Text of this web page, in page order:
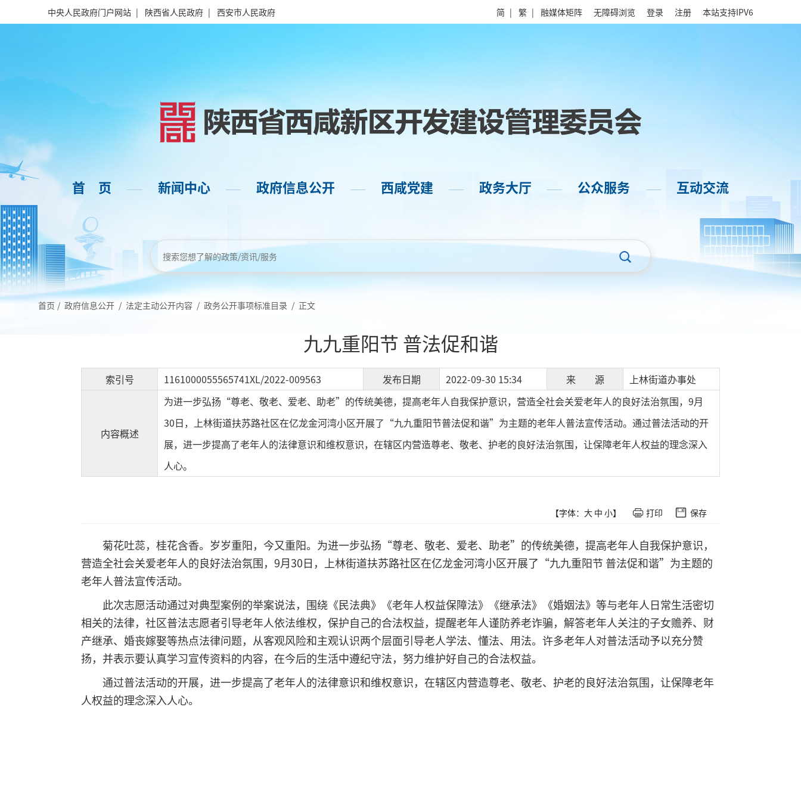
中央人民政府门户网站 | 陕西省人民政府 | 西安市人民政府 简 | 繁 | 融媒体矩阵 无障碍浏览 登录 注册 本站支持IPV6
首 页 —— 新闻中心 —— 政府信息公开 —— 西咸党建 —— 政务大厅 —— 公众服务 —— 互动交流
首页 / 政府信息公开 / 法定主动公开内容 / 政务公开事项标准目录 / 正文
九九重阳节 普法促和谐
索引号 1161000055565741XL/2022-009563 发布日期 2022-09-30 15:34 来 源 上林街道办事处
内容概述
为进一步弘扬“尊老、敬老、爱老、助老”的传统美德，提高老年人自我保护意识，营造全社会关爱老年人的良好法治氛围，9月
30日，上林街道扶苏路社区在亿龙金河湾小区开展了“九九重阳节普法促和谐”为主题的老年人普法宣传活动。通过普法活动的开
展，进一步提高了老年人的法律意识和维权意识，在辖区内营造尊老、敬老、护老的良好法治氛围，让保障老年人权益的理念深入
人心。
【字体： 大 中 小】 打印 保存
菊花吐蕊，桂花含香。岁岁重阳，今又重阳。为进一步弘扬“尊老、敬老、爱老、助老”的传统美德，提高老年人自我保护意识，
营造全社会关爱老年人的良好法治氛围，9月30日，上林街道扶苏路社区在亿龙金河湾小区开展了“九九重阳节 普法促和谐”为主题的
老年人普法宣传活动。
此次志愿活动通过对典型案例的举案说法，围绕《民法典》《老年人权益保障法》《继承法》《婚姻法》等与老年人日常生活密切
相关的法律，社区普法志愿者引导老年人依法维权，保护自己的合法权益，提醒老年人谨防养老诈骗，解答老年人关注的子女赡养、财
产继承、婚丧嫁娶等热点法律问题，从客观风险和主观认识两个层面引导老人学法、懂法、用法。许多老年人对普法活动予以充分赞
扬，并表示要认真学习宣传资料的内容，在今后的生活中遵纪守法，努力维护好自己的合法权益。
通过普法活动的开展，进一步提高了老年人的法律意识和维权意识，在辖区内营造尊老、敬老、护老的良好法治氛围，让保障老年
人权益的理念深入人心。